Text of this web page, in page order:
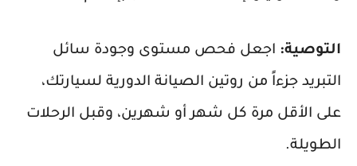
التوصية: اجعل فحص مستوى وجودة سائل
التبريد جزءاً من روتين الصيانة الدورية لسيارتك،
على الأقل مرة كل شهر أو شهرين، وقبل الرحلات
الطويلة.